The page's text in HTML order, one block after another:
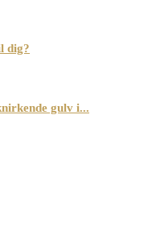
dig?
gulv i...